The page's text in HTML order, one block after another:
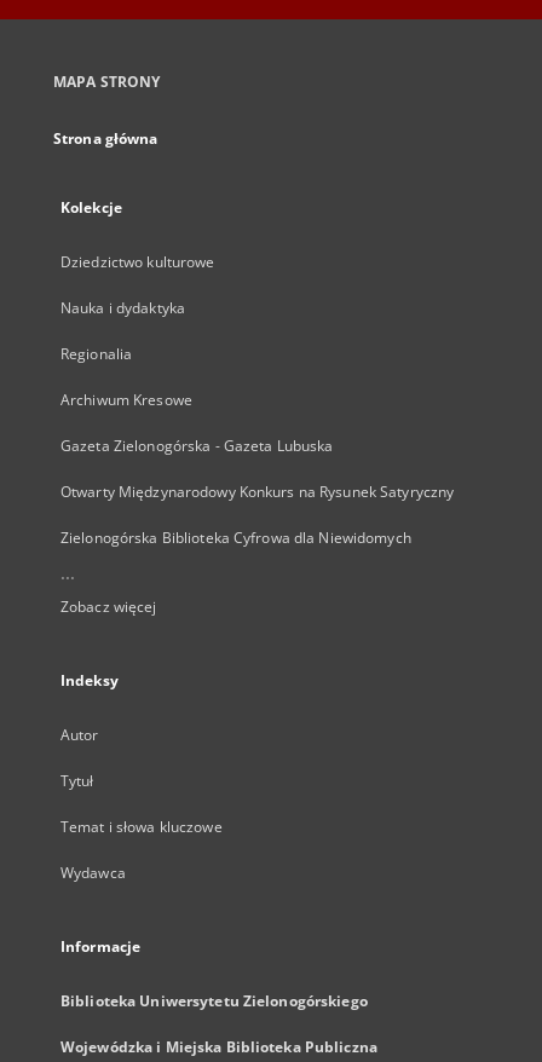
MAPA STRONY
Strona główna
Kolekcje
Dziedzictwo kulturowe
Nauka i dydaktyka
Regionalia
Archiwum Kresowe
Gazeta Zielonogórska - Gazeta Lubuska
Otwarty Międzynarodowy Konkurs na Rysunek Satyryczny
Zielonogórska Biblioteka Cyfrowa dla Niewidomych
...
Zobacz więcej
Indeksy
Autor
Tytuł
Temat i słowa kluczowe
Wydawca
Informacje
Biblioteka Uniwersytetu Zielonogórskiego
Wojewódzka i Miejska Biblioteka Publiczna